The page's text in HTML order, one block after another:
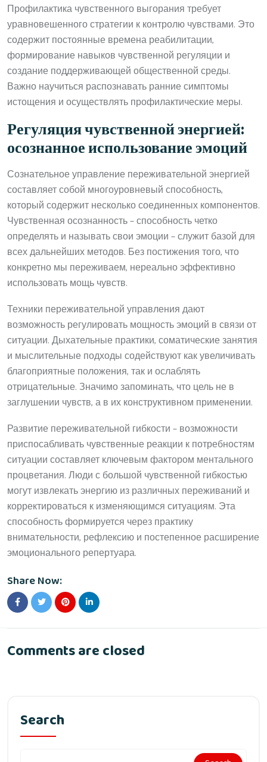
Профилактика чувственного выгорания требует
уравновешенного стратегии к контролю чувствами. Это
содержит постоянные времена реабилитации,
формирование навыков чувственной регуляции и
создание поддерживающей общественной среды.
Важно научиться распознавать ранние симптомы
истощения и осуществлять профилактические меры.
Регуляция чувственной энергией:
осознанное использование эмоций
Сознательное управление переживательной энергией
составляет собой многоуровневый способность,
который содержит несколько соединенных компонентов.
Чувственная осознанность – способность четко
определять и называть свои эмоции – служит базой для
всех дальнейших методов. Без постижения того, что
конкретно мы переживаем, нереально эффективно
использовать мощь чувств.
Техники переживательной управления дают
возможность регулировать мощность эмоций в связи от
ситуации. Дыхательные практики, соматические занятия
и мыслительные подходы содействуют как увеличивать
благоприятные положения, так и ослаблять
отрицательные. Значимо запоминать, что цель не в
заглушении чувств, а в их конструктивном применении.
Развитие переживательной гибкости – возможности
приспосабливать чувственные реакции к потребностям
ситуации составляет ключевым фактором ментального
процветания. Люди с большой чувственной гибкостью
могут извлекать энергию из различных переживаний и
корректироваться к изменяющимся ситуациям. Эта
способность формируется через практику
внимательности, рефлексию и постепенное расширение
эмоционального репертуара.
Share Now:
Comments are closed
Search